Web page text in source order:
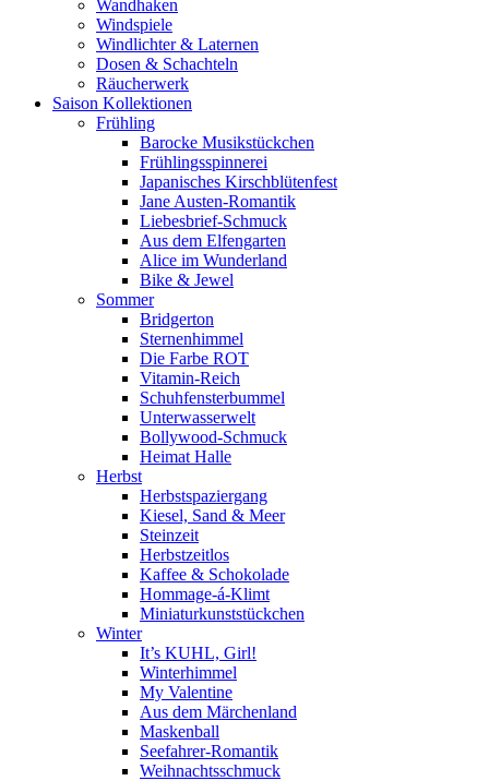
Wandhaken
Windspiele
Windlichter & Laternen
Dosen & Schachteln
Räucherwerk
Saison Kollektionen
Frühling
Barocke Musikstückchen
Frühlingsspinnerei
Japanisches Kirschblütenfest
Jane Austen-Romantik
Liebesbrief-Schmuck
Aus dem Elfengarten
Alice im Wunderland
Bike & Jewel
Sommer
Bridgerton
Sternenhimmel
Die Farbe ROT
Vitamin-Reich
Schuhfensterbummel
Unterwasserwelt
Bollywood-Schmuck
Heimat Halle
Herbst
Herbstspaziergang
Kiesel, Sand & Meer
Steinzeit
Herbstzeitlos
Kaffee & Schokolade
Hommage-á-Klimt
Miniaturkunststückchen
Winter
It’s KUHL, Girl!
Winterhimmel
My Valentine
Aus dem Märchenland
Maskenball
Seefahrer-Romantik
Weihnachtsschmuck